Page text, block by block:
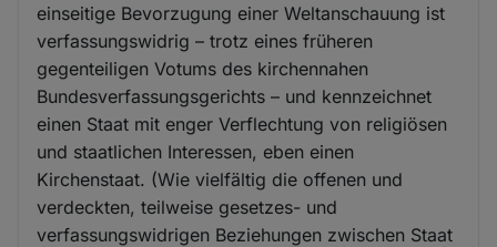
einseitige Bevorzugung einer Weltanschauung ist
verfassungswidrig – trotz eines früheren
gegenteiligen Votums des kirchennahen
Bundesverfassungsgerichts – und kennzeichnet
einen Staat mit enger Verflechtung von religiösen
und staatlichen Interessen, eben einen
Kirchenstaat. (Wie vielfältig die offenen und
verdeckten, teilweise gesetzes- und
verfassungswidrigen Beziehungen zwischen Staat